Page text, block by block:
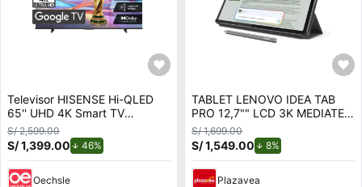
Televisor HISENSE Hi-QLED
65'' UHD 4K Smart TV
65QD68SG
S/ 2,599.00
S/ 1,399.00 46%
Oechsle
TABLET LENOVO IDEA TAB
PRO 12,7"" LCD 3K MEDIATEK
DIMENSITY 8300 8GB RAM
128GB INCLUYE LÁPIZ Y
FUNDA
S/ 1,699.00
S/ 1,549.00 8%
Plazavea